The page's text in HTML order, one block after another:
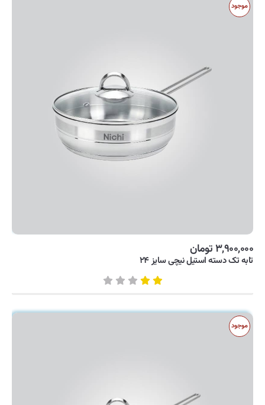
موجود
۳,۹۰۰,۰۰۰ تومان
تابه تک دسته استیل نیچی سایز ۲۴
موجود